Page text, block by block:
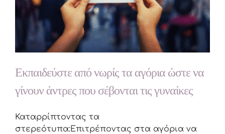
Εκπαιδεύστε από νωρίς τα αγόρια ώστε να
γίνουν άντρες που σέβονται τις γυναίκες
Καταρρίπτοντας τα
στερεότυπα:Επιτρέποντας στα αγόρια να